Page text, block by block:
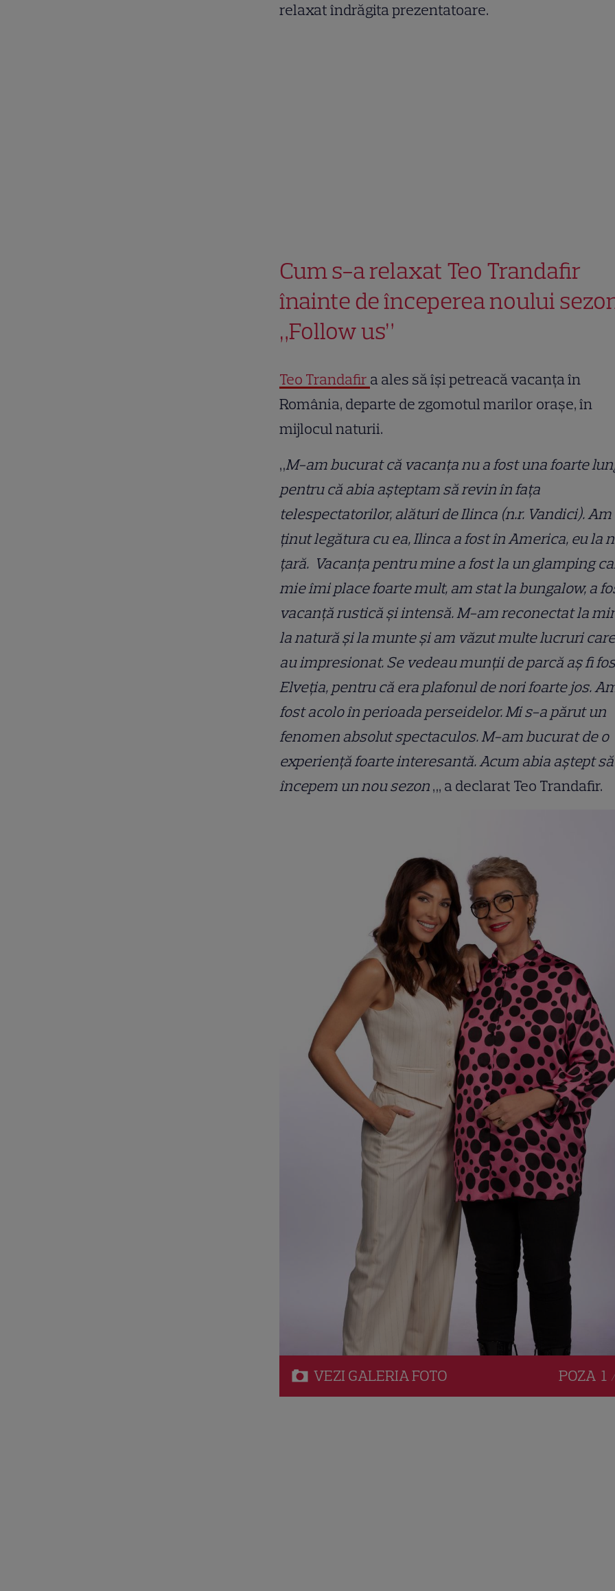
relaxat îndrăgita prezentatoare.
Cum s-a relaxat Teo Trandafir
înainte de începerea noului
„Follow us”
Teo Trandafir a ales să își petreacă vacanța în
România, departe de zgomotul marilor orașe, în
mijlocul naturii.
„M-am bucurat că vacanța nu a fost una foarte
pentru că abia așteptam să revin în fața
telespectatorilor, alături de Ilinca (n.r. Vandici). Am
ținut legătura cu ea, Ilinca a fost în America, eu la
țară. Vacanța pentru mine a fost la un glamping
mie îmi place foarte mult, am stat la bungalow, a
vacanță rustică și intensă. M-am reconectat la
la natură și la munte și am văzut multe lucruri
au impresionat.Se vedeau munții de parcă aș fi
Elveția, pentru că era plafonul de nori foarte jos.
fost acolo în perioada perseidelor. Mi s-a părut un
fenomen absolut spectaculos. M-am bucurat de o
experiență foarte interesantă. Acum abia aștept să
începem un nou sezon„, a declarat Teo Trandafir.
VEZI GALERIAFOTO POZA 1